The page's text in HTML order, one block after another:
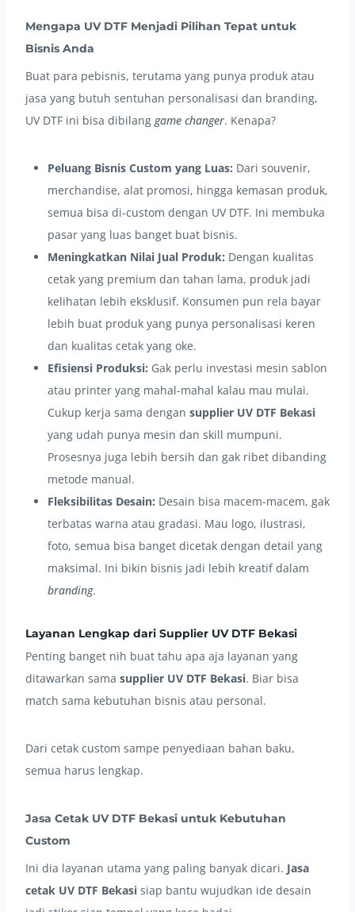
Mengapa UV DTF Menjadi Pilihan Tepat untuk
Bisnis Anda
Buat para pebisnis, terutama yang punya produk atau
jasa yang butuh sentuhan personalisasi dan branding,
UV DTF ini bisa dibilang game changer. Kenapa?
Peluang Bisnis Custom yang Luas: Dari souvenir,
merchandise, alat promosi, hingga kemasan produk,
semua bisa di-custom dengan UV DTF. Ini membuka
pasar yang luas banget buat bisnis.
Meningkatkan Nilai Jual Produk: Dengan kualitas
cetak yang premium dan tahan lama, produk jadi
kelihatan lebih eksklusif. Konsumen pun rela bayar
lebih buat produk yang punya personalisasi keren
dan kualitas cetak yang oke.
Efisiensi Produksi: Gak perlu investasi mesin sablon
atau printer yang mahal-mahal kalau mau mulai.
Cukup kerja sama dengan supplier UV DTF Bekasi
yang udah punya mesin dan skill mumpuni.
Prosesnya juga lebih bersih dan gak ribet dibanding
metode manual.
Fleksibilitas Desain: Desain bisa macem-macem, gak
terbatas warna atau gradasi. Mau logo, ilustrasi,
foto, semua bisa banget dicetak dengan detail yang
maksimal. Ini bikin bisnis jadi lebih kreatif dalam
branding.
Layanan Lengkap dari Supplier UV DTF Bekasi
Penting banget nih buat tahu apa aja layanan yang
ditawarkan sama supplier UV DTF Bekasi. Biar bisa
match sama kebutuhan bisnis atau personal.
Dari cetak custom sampe penyediaan bahan baku,
semua harus lengkap.
Jasa Cetak UV DTF Bekasi untuk Kebutuhan
Custom
Ini dia layanan utama yang paling banyak dicari. Jasa
cetak UV DTF Bekasi siap bantu wujudkan ide desain